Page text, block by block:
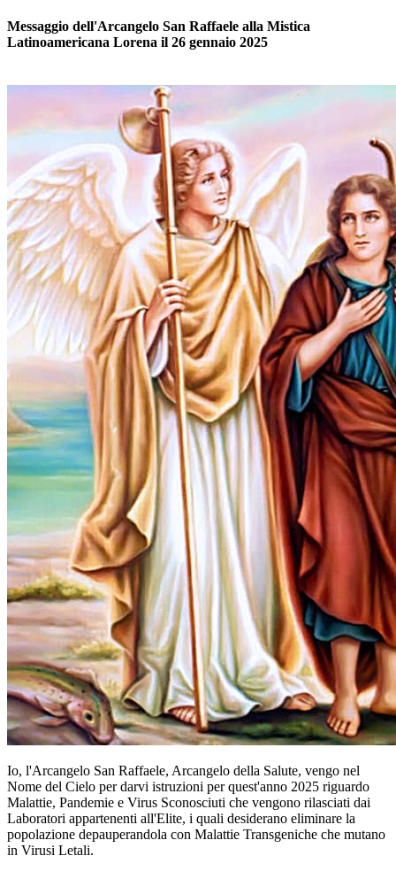
Messaggio dell'Arcangelo San Raffaele alla Mistica
Latinoamericana Lorena il 26 gennaio 2025
Io, l'Arcangelo San Raffaele, Arcangelo della Salute, vengo nel
Nome del Cielo per darvi istruzioni per quest'anno 2025 riguardo
Malattie, Pandemie e Virus Sconosciuti che vengono rilasciati dai
Laboratori appartenenti all'Elite, i quali desiderano eliminare la
popolazione depauperandola con Malattie Transgeniche che mutano
in Virusi Letali.